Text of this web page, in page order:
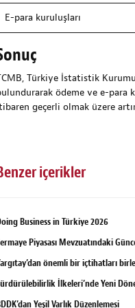
E-para kuruluşları
Türkiye İstatistik
ödeme ve e-para
geçerli olmak üzere
içerikler
Business in Türkiye 2026
Piyasası Mevzuatındaki
önemli bir içtihatları
İlkeleri’nde Yeni
Yeşil Varlık Düzenlemesi